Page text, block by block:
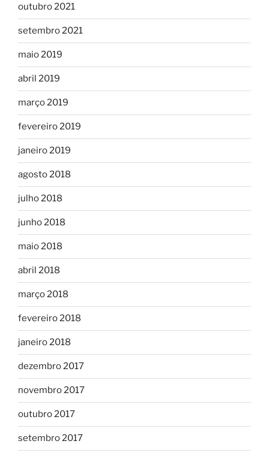
outubro 2021
setembro 2021
maio 2019
abril 2019
março 2019
fevereiro 2019
janeiro 2019
agosto 2018
julho 2018
junho 2018
maio 2018
abril 2018
março 2018
fevereiro 2018
janeiro 2018
dezembro 2017
novembro 2017
outubro 2017
setembro 2017